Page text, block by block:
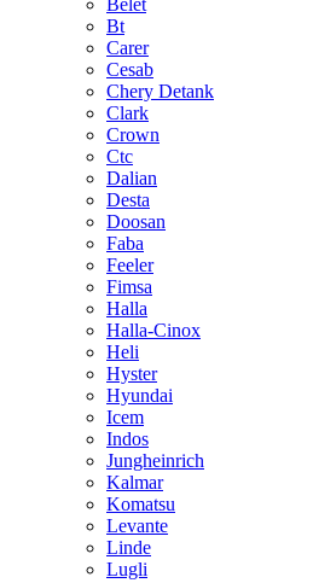
Belet
Bt
Carer
Cesab
Chery Detank
Clark
Crown
Ctc
Dalian
Desta
Doosan
Faba
Feeler
Fimsa
Halla
Halla-Cinox
Heli
Hyster
Hyundai
Icem
Indos
Jungheinrich
Kalmar
Komatsu
Levante
Linde
Lugli